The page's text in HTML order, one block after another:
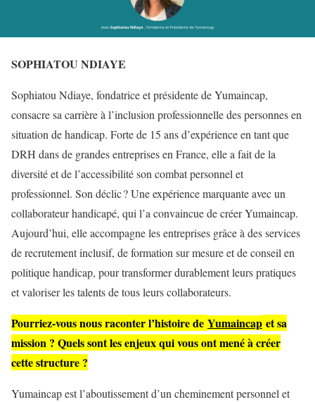
SOPHIATOU NDIAYE
Sophiatou Ndiaye, fondatrice et présidente de Yumaincap,
consacre sa carrière à l’inclusion professionnelle des personnes en
situation de handicap. Forte de 15 ans d’expérience en tant que
DRH dans de grandes entreprises en France, elle a fait de la
diversité et de l’accessibilité son combat personnel et
professionnel. Son déclic ? Une expérience marquante avec un
collaborateur handicapé, qui l’a convaincue de créer Yumaincap.
Aujourd’hui, elle accompagne les entreprises grâce à des services
de recrutement inclusif, de formation sur mesure et de conseil en
politique handicap, pour transformer durablement leurs pratiques
et valoriser les talents de tous leurs collaborateurs.
Pourriez-vous nous raconter l’histoire de Yumaincap et sa
mission ? Quels sont les enjeux qui vous ont mené à créer
cette structure ?
Yumaincap est l’aboutissement d’un cheminement personnel et